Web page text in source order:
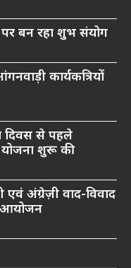
बन रहा शुभ संयोग
कार्यकत्रियों
से पहले
शुरू की
अंग्रेज़ी वाद-विवाद
आयोजन